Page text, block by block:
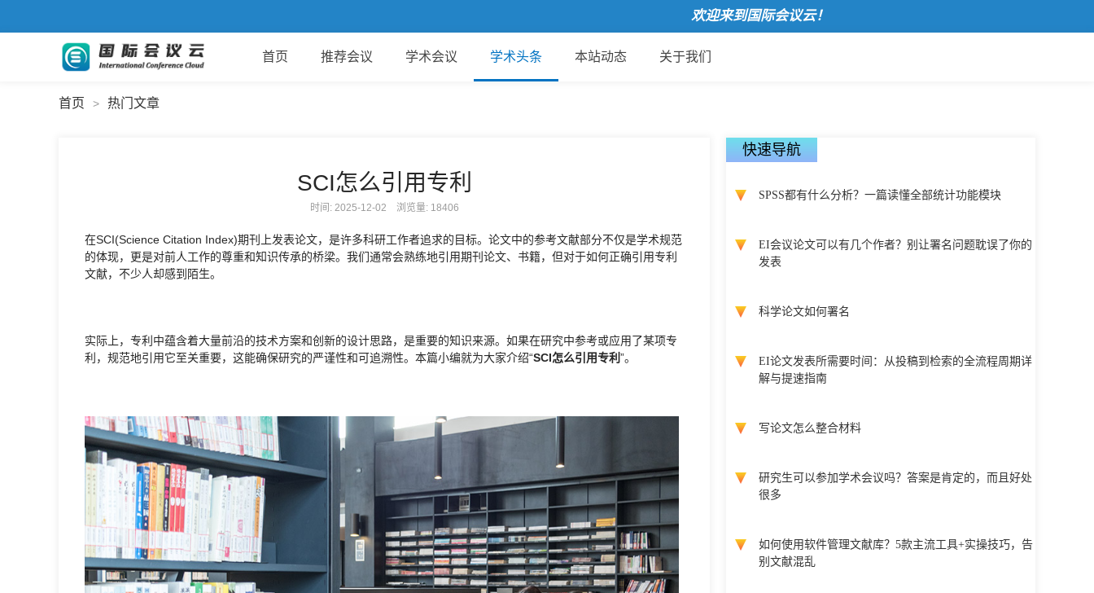
欢迎来到国际会议云！
首页 推荐会议 学术会议 学术头条 本站动态 关于我们
首页 > 热门文章
SCI怎么引用专利
时间: 2025-12-02 浏览量: 18406
在SCI(Science Citation Index)期刊上发表论文，是许多科研工作者追求的目标。论文中的参考文献部分不仅是学术规范
的体现，更是对前人工作的尊重和知识传承的桥梁。我们通常会熟练地引用期刊论文、书籍，但对于如何正确引用专利
文献，不少人却感到陌生。
实际上，专利中蕴含着大量前沿的技术方案和创新的设计思路，是重要的知识来源。如果在研究中参考或应用了某项专
利，规范地引用它至关重要，这能确保研究的严谨性和可追溯性。本篇小编就为大家介绍“SCI怎么引用专利 ”。
快速导航
SPSS都有什么分析？一篇读懂全部统计功能模块
EI会议论文可以有几个作者？别让署名问题耽误了你的
发表
科学论文如何署名
EI论文发表所需要时间：从投稿到检索的全流程周期详
解与提速指南
写论文怎么整合材料
研究生可以参加学术会议吗？答案是肯定的，而且好处
很多
如何使用软件管理文献库？5款主流工具+实操技巧，告
别文献混乱